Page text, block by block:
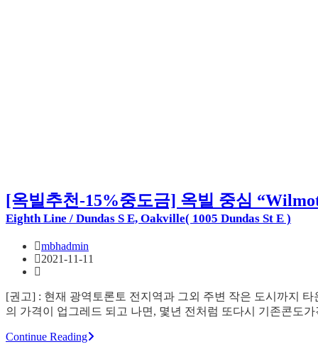
[옥빌추천-15%중도금] 옥빌 중심
Eighth Line / Dundas S E, Oakville( 1005 Dundas St E )
mbhadmin
2021-11-11
[권고] : 현재 광역토론토 전지역과 그외 주변 작은 도시까지
의 가격이 업그레드 되고 나면, 몇년 전처럼 또다시 기존콘도
Continue Reading